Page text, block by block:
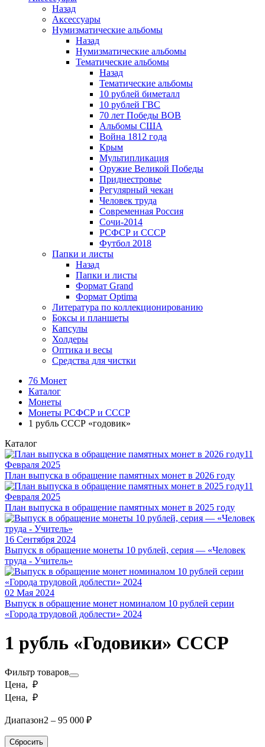
Назад
Аксессуары
Нумизматические альбомы
Назад
Нумизматические альбомы
Тематические альбомы
Назад
Тематические альбомы
10 рублей биметалл
10 рублей ГВС
70 лет Победы ВОВ
Альбомы США
Война 1812 года
Крым
Мультипликация
Оружие Великой Победы
Приднестровье
Регулярный чекан
Человек труда
Современная Россия
Сочи-2014
РСФСР и СССР
Футбол 2018
Папки и листы
Назад
Папки и листы
Формат Grand
Формат Optima
Литература по коллекционированию
Боксы и планшеты
Капсулы
Холдеры
Оптика и весы
Средства для чистки
76 Монет
Каталог
Монеты
Монеты РСФСР и СССР
1 рубль СССР «годовик»
Каталог
11
Февраля 2025
План выпуска в обращение памятных монет в 2026 году
11
Февраля 2025
План выпуска в обращение памятных монет в 2025 году
16 Сентября 2024
Выпуск в обращение монеты 10 рублей, серия — «Человек
труда - Учитель»
02 Мая 2024
Выпуск в обращение монет номиналом 10 рублей серии
«Города трудовой доблести» 2024
1 рубль «Годовики» СССР
Фильтр товаров
Цена, ₽
Цена, ₽
Диапазон2 – 95 000 ₽
Сбросить